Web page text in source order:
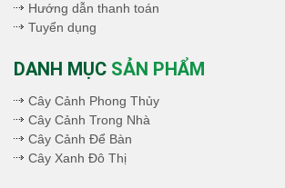
Hướng dẫn thanh toán
Tuyển dụng
DANH MỤC SẢN PHẨM
Cây Cảnh Phong Thủy
Cây Cảnh Trong Nhà
Cây Cảnh Để Bàn
Cây Xanh Đô Thị